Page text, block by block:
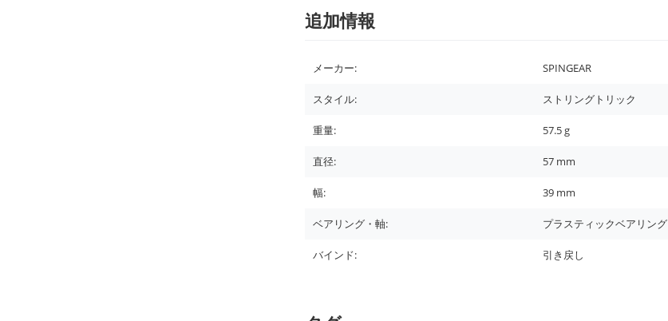
追加情報
メーカー: SPINGEAR
スタイル: ストリングトリック
重量: 57.5g
直径: 57 mm
幅: 39 mm
ベアリング・軸: プラスティックベアリング
バインド: 引き戻し